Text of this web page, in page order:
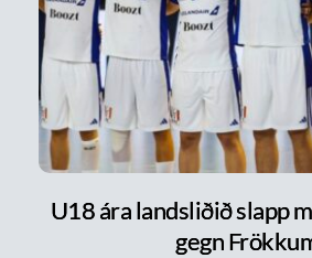
U18 ára landsliðið slapp
gegn